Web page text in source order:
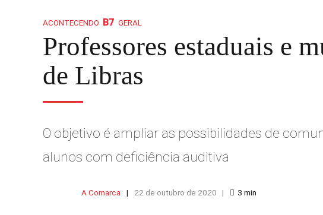
ACONTECENDO GERAL
Professores estaduais e
de Libras
O objetivo é ampliar as possibilidades de
alunos com deficiência auditiva
A Comarca 22 de outubro de 2020 3 min